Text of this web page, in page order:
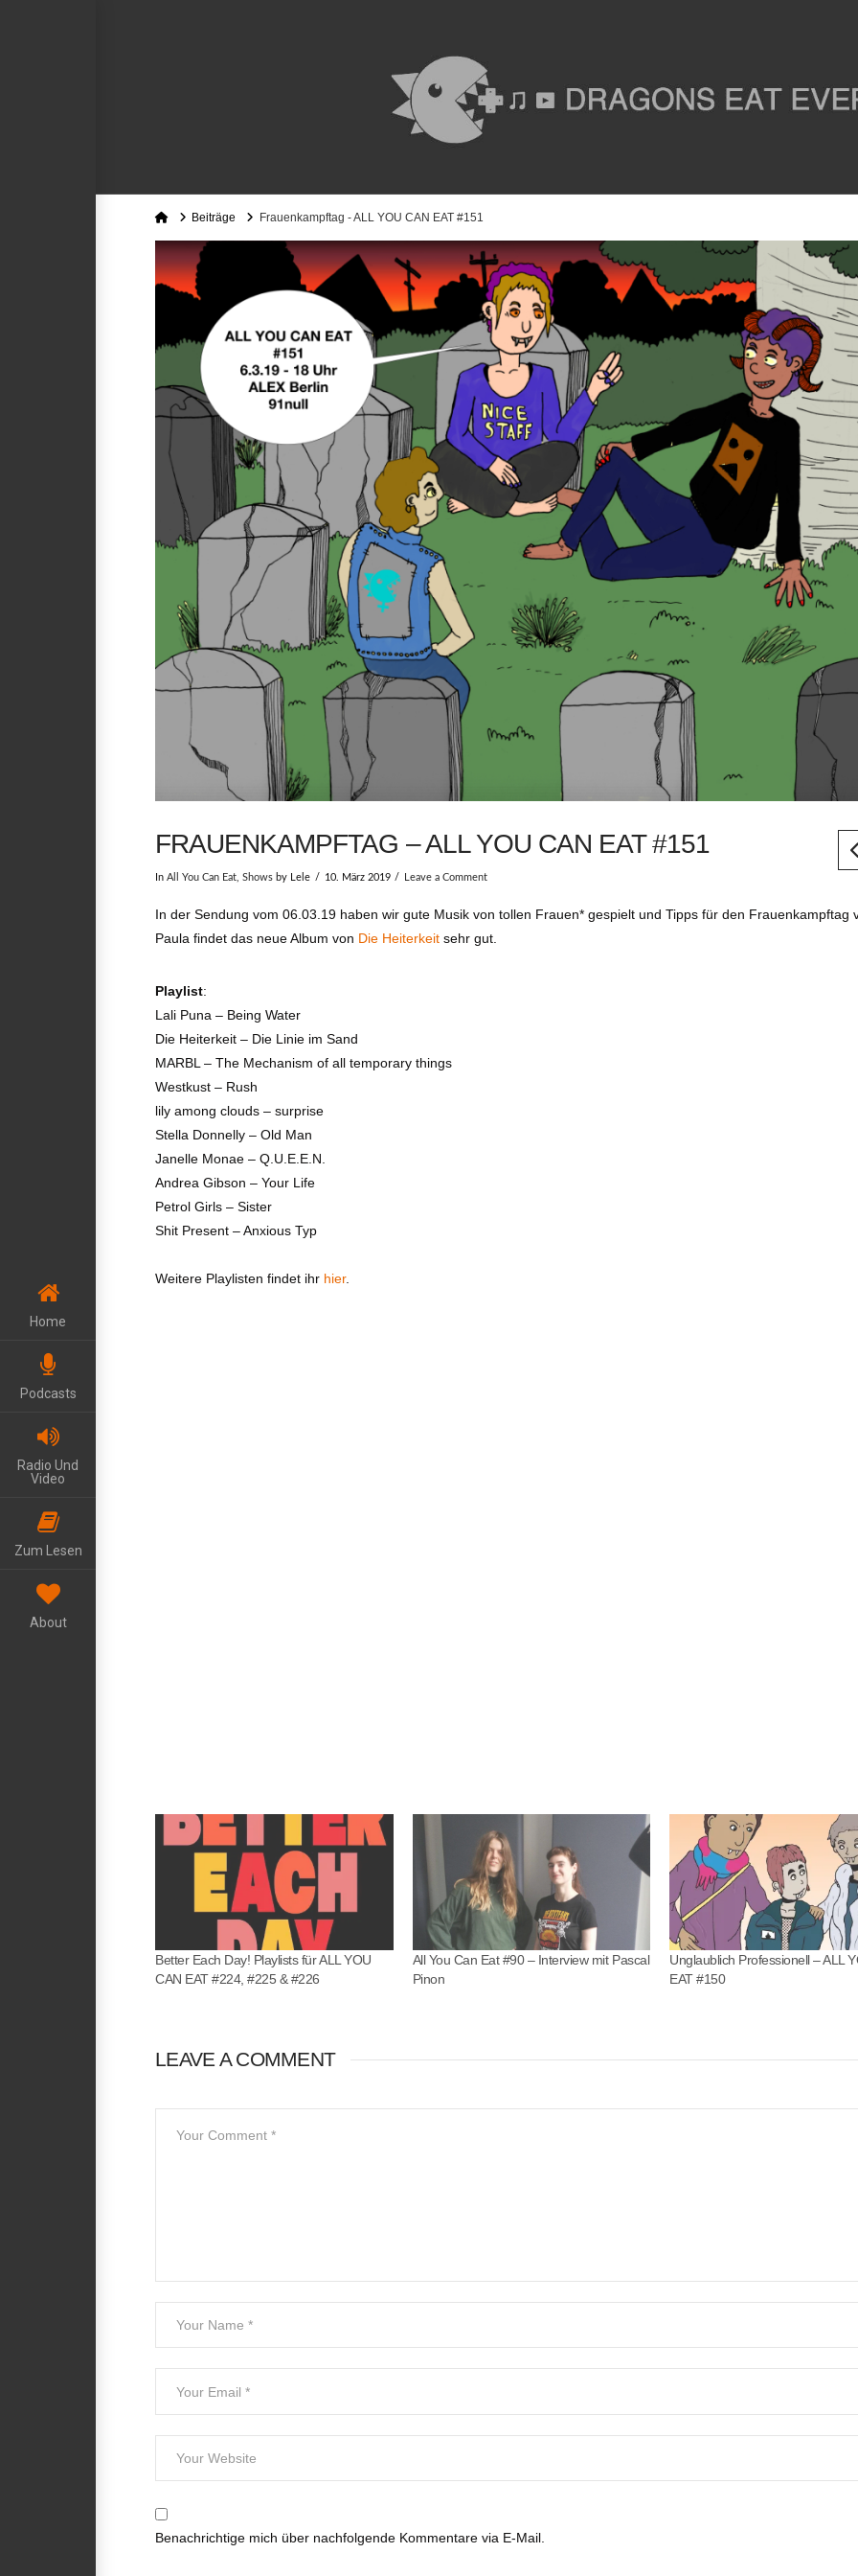
Home
Podcasts
Radio Und
Video
Zum Lesen
About
HomeBeiträge Frauenkampftag - ALL YOU CAN EAT #151
FRAUENKAMPFTAG – ALL YOU CAN EAT #151
InAll You Can Eat ,Shows by Lele 10. März 2019 Leave a Comment
In der Sendung vom 06.03.19 haben wir gute Musik von tollen Frauen* gespielt und Tipps für den Frauenkampftag
Paula findet das neue Album von Die Heiterkeit sehr gut.
Playlist:
Lali Puna – Being Water
Die Heiterkeit – Die Linie im Sand
MARBL – The Mechanism of all temporary things
Westkust – Rush
lily among clouds – surprise
Stella Donnelly – Old Man
Janelle Monae – Q.U.E.E.N.
Andrea Gibson – Your Life
Petrol Girls – Sister
Shit Present – Anxious Typ
Weitere Playlisten findet ihr hier.
Better Each Day! Playlists für ALL YOU
CAN EAT #224, #225 & #226
All You Can Eat #90 – Interview mit Pascal
Pinon
Unglaublich Professionell – ALL
EAT #150
LEAVE A COMMENT
Benachrichtige mich über nachfolgende Kommentare via E-Mail.